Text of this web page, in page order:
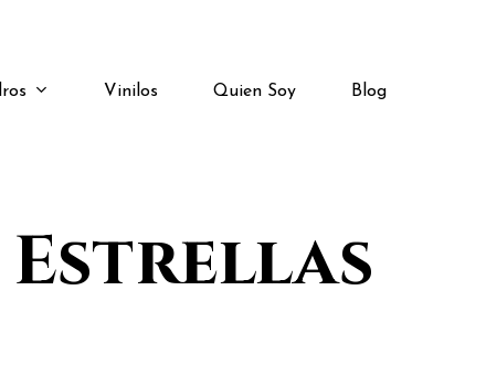
Vinilos Quien Soy Blog
Estrellas